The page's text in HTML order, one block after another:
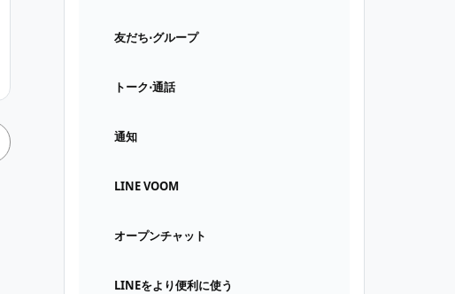
友だち⋅グループ
トーク⋅通話
通知
LINE VOOM
オープンチャット
LINEをより便利に使う